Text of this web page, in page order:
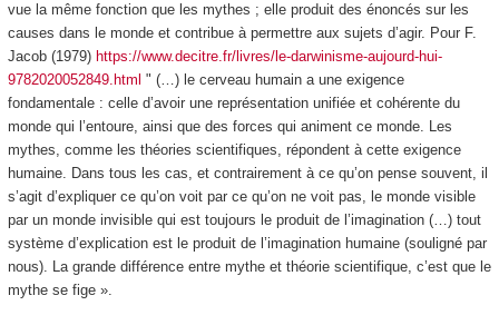
vue la même fonction que les mythes ; elle produit des énoncés sur les
causes dans le monde et contribue à permettre aux sujets d’agir. Pour F.
Jacob (1979) https://www.decitre.fr/livres/le-darwinisme-aujourd-hui-
9782020052849.html " (…) le cerveau humain a une exigence
fondamentale : celle d’avoir une représentation unifiée et cohérente du
monde qui l’entoure, ainsi que des forces qui animent ce monde. Les
mythes, comme les théories scientifiques, répondent à cette exigence
humaine. Dans tous les cas, et contrairement à ce qu’on pense souvent, il
s’agit d’expliquer ce qu’on voit par ce qu’on ne voit pas, le monde visible
par un monde invisible qui est toujours le produit de l’imagination (…) tout
système d’explication est le produit de l’imagination humaine(souligné par
nous). La grande différence entre mythe et théorie scientifique, c’est que le
mythe se fige ».